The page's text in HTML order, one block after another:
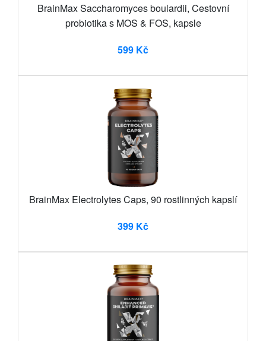
BrainMax Saccharomyces boulardii, Cestovní
probiotika s MOS & FOS, kapsle
599 Kč
BrainMax Electrolytes Caps, 90 rostlinných kapslí
399 Kč